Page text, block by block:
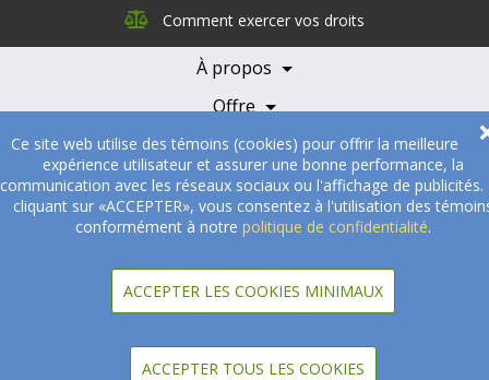
Ce site web utilise des témoins (cookies) pour offrir la meilleure
expérience utilisateur et assurer une bonne performance, la
communication avec les réseaux sociaux ou l'affichage de publicités.
cliquant sur «ACCEPTER», vous consentez à l'utilisation des
conformément à notre politique de confidentialité.
ACCEPTER LES COOKIES MINIMAUX
ACCEPTER TOUS LES COOKIES
Comment exercer vos droits
À propos
Nutrition
Offre
Témoignages
Partenaires
Nos partenaires
Devenir Partenaire
Professionnels de la santé
© 2005-2026Sukha Technologies Inc. SOS Cuisine. Tous droits
réservés.